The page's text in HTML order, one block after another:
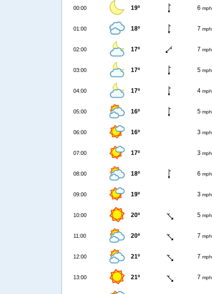
00:00 19º 6 mph
01:00 18º 7 mph
02:00 17º 7 mph
03:00 17º 5 mph
04:00 17º 4 mph
05:00 16º 5 mph
06:00 16º 3 mph
07:00 17º 3 mph
08:00 18º 6 mph
09:00 19º 3 mph
10:00 20º 5 mph
11:00 20º 7 mph
12:00 21º 7 mph
13:00 21º 7 mph